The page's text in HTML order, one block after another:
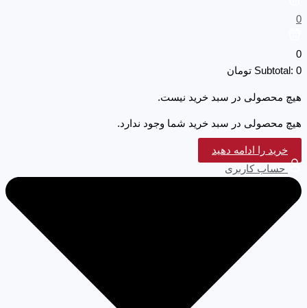
0
0
Subtotal: 0 تومان
هیچ محصولی در سبد خرید نیست.
هیچ محصولی در سبد خرید شما وجود ندارد.
خرید را ادامه دهید
حساب کاربری